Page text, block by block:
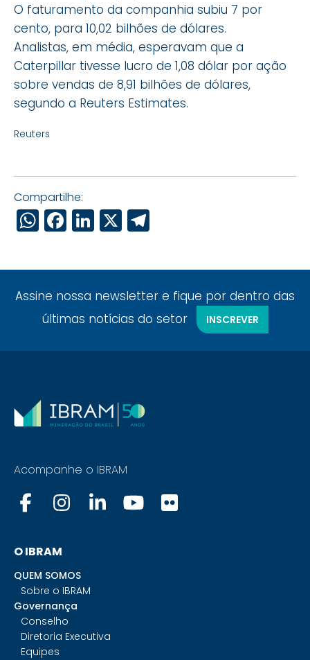
O faturamento da companhia subiu 7 por
cento, para 10,02 bilhões de dólares.
Analistas, em média, esperavam que a
Caterpillar tivesse lucro de 1,08 dólar por ação
sobre vendas de 8,91 bilhões de dólares,
segundo a Reuters Estimates.
Reuters
Compartilhe:
WhatsApp
Facebook
LinkedIn
X
Assine nossa newsletter e fique por dentro das
últimas notícias do setor
INSCREVER
Acompanhe o IBRAM
O IBRAM
QUEM SOMOS
Sobre o IBRAM
Governança
Conselho
Diretoria Executiva
Equipes